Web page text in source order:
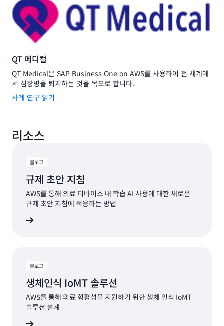
QT 메디컬
QT Medical은 SAP Business One on AWS를 사용하여 전 세계에
서 심장병을 퇴치하는 것을 목표로 합니다.
사례 연구 읽기
리소스
블로그
규제 초안 지침
AWS를 통해 의료 디바이스 내 학습 AI 사용에 대한 새로운
규제 초안 지침에 적응하는 방법
블로그
생체인식 IoMT 솔루션
AWS를 통해 의료 형평성을 지원하기 위한 생체 인식 IoMT
솔루션 설계